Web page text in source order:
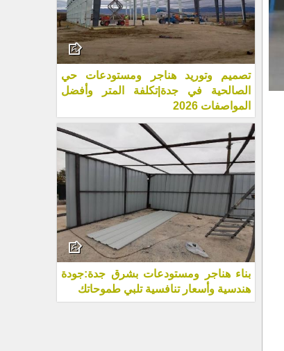
تصميم وتوريد هناجر ومستودعات حي
الصالحية في جدة|تكلفة المتر وأفضل
المواصفات 2026
بناء هناجر ومستودعات بشرق جدة:جودة
هندسية وأسعار تنافسية تلبي طموحاتك